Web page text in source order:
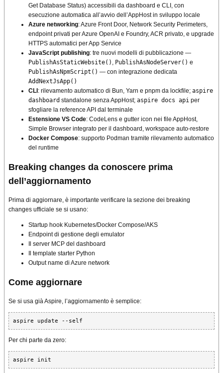
Get Database Status) accessibili da dashboard e CLI, con
esecuzione automatica all’avvio dell’AppHost in sviluppo locale
Azure networking: Azure Front Door, Network Security Perimeters,
endpoint privati per Azure OpenAI e Foundry, ACR privato, e upgrade
HTTPS automatici per App Service
JavaScript publishing: tre nuovi modelli di pubblicazione —
PublishAsStaticWebsite() , PublishAsNodeServer() e
PublishAsNpmScript() — con integrazione dedicata
AddNextJsApp()
CLI : rilevamento automatico di Bun, Yarn e pnpm da lockfile; aspire
dashboard standalone senza AppHost; aspire docs api per
sfogliare la reference API dal terminale
Estensione VS Code: CodeLens e gutter icon nei file AppHost,
Simple Browser integrato per il dashboard, workspace auto-restore
Docker Compose: supporto Podman tramite rilevamento automatico
del runtime
Breaking changes da conoscere prima
dell’aggiornamento
Prima di aggiornare, è importante verificare la sezione dei breaking
changes ufficiale se si usano:
Startup hook Kubernetes/Docker Compose/AKS
Endpoint di gestione degli emulator
Il server MCP del dashboard
Il template starter Python
Output name di Azure network
Come aggiornare
Se si usa già Aspire, l’aggiornamento è semplice:
aspire update --self
Per chi parte da zero:
aspire init